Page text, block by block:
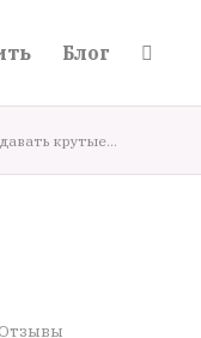
Блог
крутые...
Отзывы